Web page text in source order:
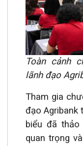
Toàn cảnh
lãnh đạo
Tham gia
đạo Agribank
biểu đã
quan trọng